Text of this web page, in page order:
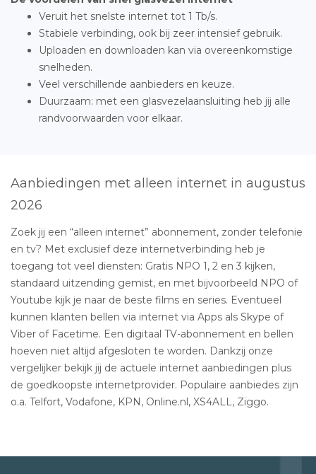
Veruit het snelste internet tot 1 Tb/s.
Stabiele verbinding, ook bij zeer intensief gebruik.
Uploaden en downloaden kan via overeenkomstige
snelheden.
Veel verschillende aanbieders en keuze.
Duurzaam: met een glasvezelaansluiting heb jij alle
randvoorwaarden voor elkaar.
Aanbiedingen met alleen internet in augustus
2026
Zoek jij een “alleen internet” abonnement, zonder telefonie
en tv? Met exclusief deze internetverbinding heb je
toegang tot veel diensten: Gratis NPO 1, 2 en 3 kijken,
standaard uitzending gemist, en met bijvoorbeeld NPO of
Youtube kijk je naar de beste films en series. Eventueel
kunnen klanten bellen via internet via Apps als Skype of
Viber of Facetime. Een digitaal TV-abonnement en bellen
hoeven niet altijd afgesloten te worden. Dankzij onze
vergelijker bekijk jij de actuele internet aanbiedingen plus
de goedkoopste internetprovider. Populaire aanbiedes zijn
o.a. Telfort, Vodafone, KPN, Online.nl, XS4ALL, Ziggo.